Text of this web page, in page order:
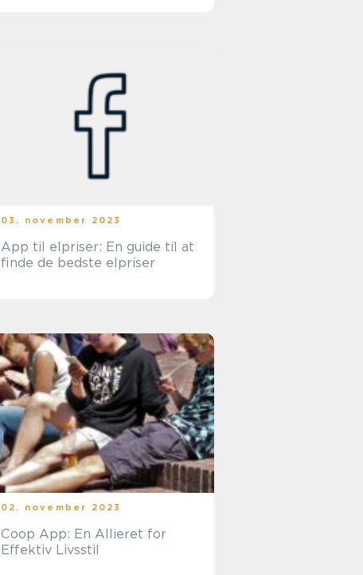
03. november 2023
App til elpriser: En guide til at
finde de bedste elpriser
02. november 2023
Coop App: En Allieret for
Effektiv Livsstil